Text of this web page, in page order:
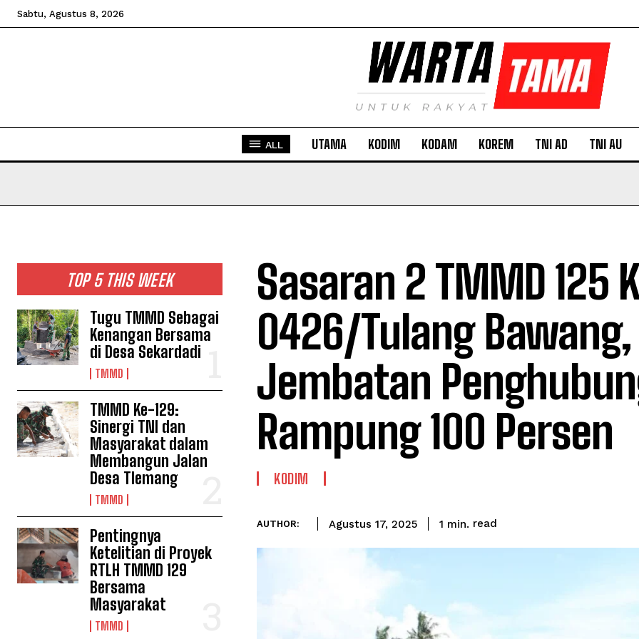
Sabtu, Agustus 8, 2026
ALL UTAMA KODIM KODAM KOREM TNI AD TNI AU
TOP 5 THIS WEEK
Tugu TMMD Sebagai
Kenangan Bersama
di Desa Sekardadi
TMMD
TMMD Ke-129:
Sinergi TNI dan
Masyarakat dalam
Membangun Jalan
Desa Tlemang
TMMD
Pentingnya
Ketelitian di Proyek
RTLH TMMD 129
Bersama
Masyarakat
TMMD
Sasaran 2 TMMD 125
0426/Tulang Bawang,
Jembatan
Rampung 100 Persen
KODIM
AUTHOR: Agustus 17, 2025 1 min. read